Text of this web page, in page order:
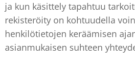
ja kun käsittely tapahtuu
rekisteröity on kohtuudella
henkilötietojen keräämisen
asianmukaisen suhteen